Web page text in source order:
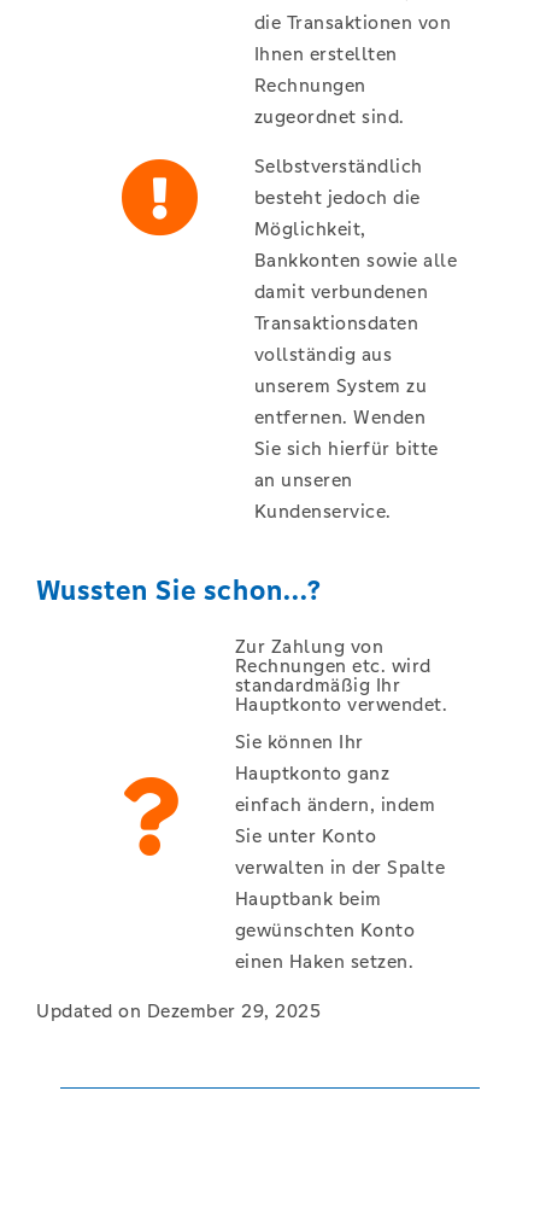
die Transaktionen von
Ihnen erstellten
Rechnungen
zugeordnet sind.
Selbstverständlich
besteht jedoch die
Möglichkeit,
Bankkonten sowie alle
damit verbundenen
Transaktionsdaten
vollständig aus
unserem System zu
entfernen. Wenden
Sie sich hierfür bitte
an unseren
Kundenservice.
Wussten Sie schon...?
Zur Zahlung von
Rechnungen etc. wird
standardmäßig Ihr
Hauptkonto verwendet.
Sie können Ihr
Hauptkonto ganz
einfach ändern, indem
Sie unter Konto
verwalten in der Spalte
Hauptbank beim
gewünschten Konto
einen Haken setzen.
Updated on Dezember 29, 2025